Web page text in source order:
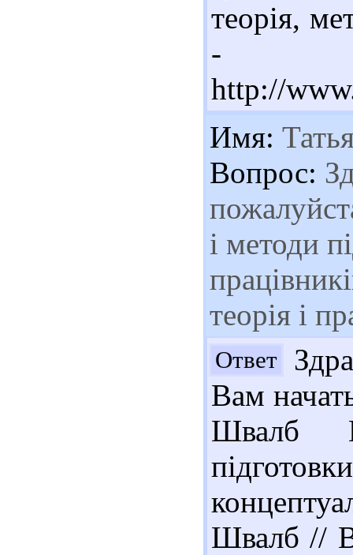
теорія,
-
http://
Имя:
Вопрос:
і методи
теорія і
Ответ
Вам
Швалб
Швалб //